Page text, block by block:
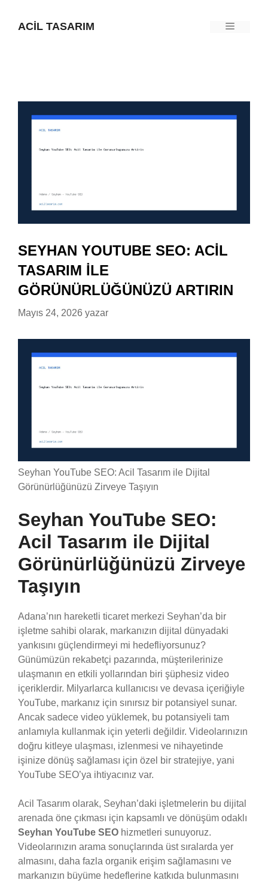
İçeriğeACIL TASARIM Menü
SEYHAN YOUTUBE SEO: ACIL
TASARIM ILE
GÖRÜNÜRLÜĞÜNÜZÜ ARTIRIN
Mayıs 24, 2026 yazar
Seyhan YouTube SEO: Acil Tasarım ile Dijital
Görünürlüğünüzü Zirveye Taşıyın
Seyhan YouTube SEO:
Acil Tasarım ile Dijital
Görünürlüğünüzü Zirveye
Taşıyın
Adana’nın hareketli ticaret merkezi Seyhan’da bir
işletme sahibi olarak, markanızın dijital dünyadaki
yankısını güçlendirmeyi mi hedefliyorsunuz?
Günümüzün rekabetçi pazarında, müşterilerinize
ulaşmanın en etkili yollarından biri şüphesiz video
içeriklerdir. Milyarlarca kullanıcısı ve devasa içeriğiyle
YouTube, markanız için sınırsız bir potansiyel sunar.
Ancak sadece video yüklemek, bu potansiyeli tam
anlamıyla kullanmak için yeterli değildir. Videolarınızın
doğru kitleye ulaşması, izlenmesi ve nihayetinde
işinize dönüş sağlaması için özel bir stratejiye, yani
YouTube SEO’ya ihtiyacınız var.
Acil Tasarım olarak, Seyhan’daki işletmelerin bu dijital
arenada öne çıkması için kapsamlı ve dönüşüm odaklı
Seyhan YouTube SEO hizmetleri sunuyoruz.
Videolarınızın arama sonuçlarında üst sıralarda yer
almasını, daha fazla organik erişim sağlamasını ve
markanızın büyüme hedeflerine katkıda bulunmasını